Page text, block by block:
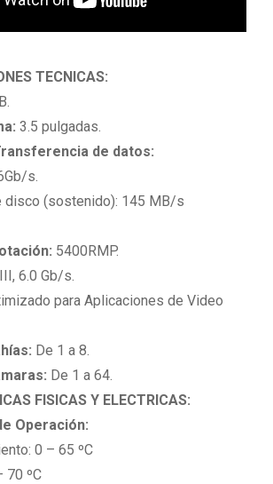
TECNICAS:
3.5 pulgadas.
de datos:
s.
(sostenido): 145 MB/s
5400RMP.
6.0 Gb/s.
para Aplicaciones de Video
De 1 a 8.
De 1 a 64.
FISICAS Y ELECTRICAS:
Operación:
0 – 65 ºC
70 ºC